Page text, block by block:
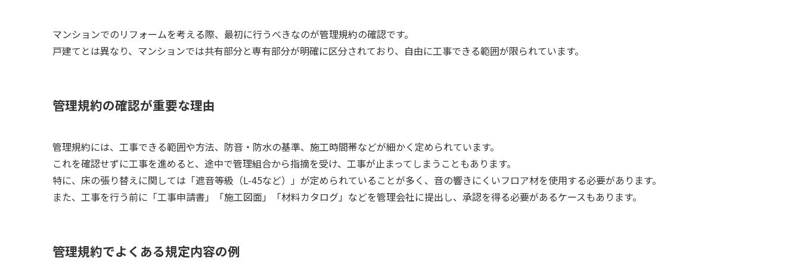
マンションでのリフォームを考える際、最初に行うべきなのが管理規約の確認です。
戸建てとは異なり、マンションでは共有部分と専有部分が明確に区分されており、自由に工事できる範囲が限られています。
管理規約の確認が重要な理由
管理規約には、工事できる範囲や方法、防音・防水の基準、施工時間帯などが細かく定められています。
これを確認せずに工事を進めると、途中で管理組合から指摘を受け、工事が止まってしまうこともあります。
特に、床の張り替えに関しては「遮音等級（L-45など）」が定められていることが多く、音の響きにくいフロア材を使用する必要があります。
また、工事を行う前に「工事申請書」「施工図面」「材料カタログ」などを管理会社に提出し、承認を得る必要があるケースもあります。
管理規約でよくある規定内容の例